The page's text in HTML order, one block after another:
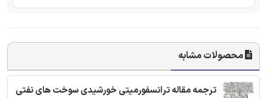
محصولات مشابه
ترجمه مقاله ترانسفورمیتی خورشیدی سوخت های نفتی